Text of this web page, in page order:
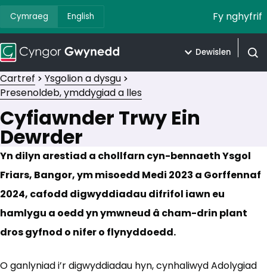
Cymraeg English Fy nghyfrif
Dewislen
Cartref
Ysgolion a dysgu
Presenoldeb, ymddygiad a lles
Cyfiawnder Trwy Ein
Dewrder
Yn dilyn arestiad a chollfarn cyn-bennaeth Ysgol
Friars, Bangor, ym misoedd Medi 2023 a Gorffennaf
2024, cafodd digwyddiadau difrifol iawn eu
hamlygu a oedd yn ymwneud â cham-drin plant
dros gyfnod o nifer o flynyddoedd.
O ganlyniad i’r digwyddiadau hyn, cynhaliwyd Adolygiad